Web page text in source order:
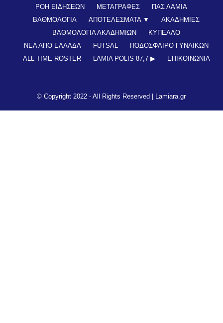
ΡΟΗ ΕΙΔΗΣΕΩΝ ΜΕΤΑΓΡΑΦΕΣ
ΠΑΣ ΛΑΜΙΑ
ΒΑΘΜΟΛΟΓΙΑ
ΑΠΟΤΕΛΕΣΜΑΤΑ ▼
ΑΚΑΔΗΜΙΕΣ
ΒΑΘΜΟΛΟΓΙΑ ΑΚΑΔΗΜΙΩΝ
ΚΥΠΕΛΛΟ
ΝΕΑ ΑΠΟ ΕΛΛΑΔΑ
FUTSAL
ΠΟΔΟΣΦΑΙΡΟ ΓΥΝΑΙΚΩΝ
ALL TIME ROSTER
LAMIA POLIS 87,7 ▶︎ ΕΠΙΚΟΙΝΩΝΊΑ
© Copyright 2022 - All Rights Reserved | Lamiara.gr